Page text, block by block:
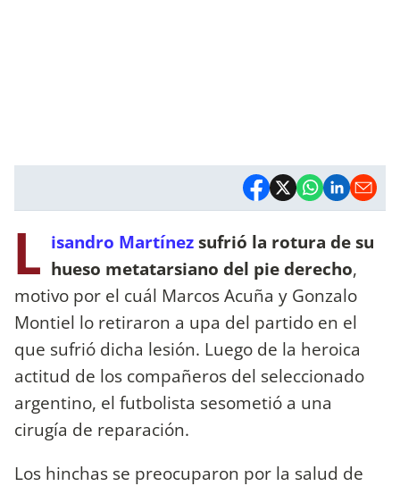
L isandro Martínezsufrió la rotura de su
hueso metatarsiano del pie derecho,
motivo por el cuál Marcos Acuña y Gonzalo
Montiel lo retiraron a upa del partido en el
que sufrió dicha lesión. Luego de la heroica
actitud de los compañeros del seleccionado
argentino, el futbolista sesometió a una
cirugía de reparación.
Los hinchas se preocuparon por la salud de